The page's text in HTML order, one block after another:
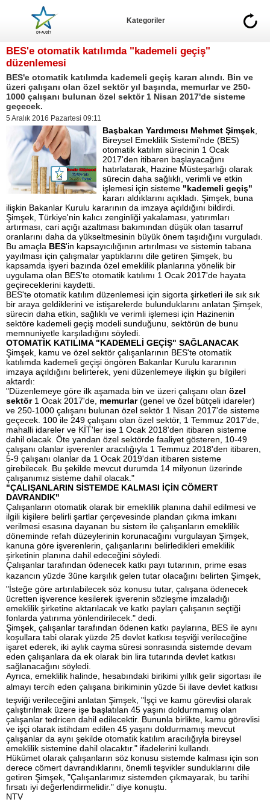
Kategoriler
BES'e otomatik katılımda "kademeli geçiş"
düzenlemesi
BES'e otomatik katılımda kademeli geçiş kararı alındı. Bin ve
üzeri çalışanı olan özel sektör yıl başında, memurlar ve 250-
1000 çalışanı bulunan özel sektör 1 Nisan 2017'de sisteme
geçecek.
5 Aralık 2016 Pazartesi 09:11
Başbakan Yardımcısı Mehmet Şimşek
Bireysel Emeklilik Sistemi'nde (BES)
otomatik katılım sürecinin 1 Ocak
2017'den itibaren başlayacağını
hatırlatarak, Hazine Müsteşarlığı olarak
sürecin daha sağlıklı, verimli ve etkin
işlemesi için sisteme "kademeli geçiş"
kararı aldıklarını açıkladı. Şimşek, buna
ilişkin Bakanlar Kurulu kararının da imzaya açıldığını bildirdi.
Şimşek, Türkiye'nin kalıcı zenginliği yakalaması, yatırımları
artırması, cari açığı azaltması bakımından düşük olan tasarruf
oranlarını daha da yükseltmesinin büyük önem taşıdığını vurguladı.
Bu amaçla BES'in kapsayıcılığının artırılması ve sistemin tabana
yayılması için çalışmalar yaptıklarını dile getiren Şimşek, bu
kapsamda işyeri bazında özel emeklilik planlarına yönelik bir
uygulama olan BES'te otomatik katılımı 1 Ocak 2017'de hayata
geçireceklerini kaydetti.
BES'te otomatik katılım düzenlemesi için sigorta şirketleri ile sık sık
bir araya geldiklerini ve istişarelerde bulunduklarını anlatan Şimşek,
sürecin daha etkin, sağlıklı ve verimli işlemesi için Hazinenin
sektöre kademeli geçiş modeli sunduğunu, sektörün de bunu
memnuniyetle karşıladığını söyledi.
OTOMATİK KATILIMA "KADEMELİ GEÇİŞ" SAĞLANACAK
Şimşek, kamu ve özel sektör çalışanlarının BES'te otomatik
katılımda kademeli geçişi öngören Bakanlar Kurulu kararının
imzaya açıldığını belirterek, yeni düzenlemeye ilişkin şu bilgileri
aktardı:
"Düzenlemeye göre ilk aşamada bin ve üzeri çalışanı olan özel
sektör1 Ocak 2017'de, memurlar(genel ve özel bütçeli idareler)
ve 250-1000 çalışanı bulunan özel sektör 1 Nisan 2017'de sisteme
geçecek. 100 ile 249 çalışanı olan özel sektör, 1 Temmuz 2017'de,
mahalli idareler ve KİT'ler ise 1 Ocak 2018'den itibaren sisteme
dahil olacak. Öte yandan özel sektörde faaliyet gösteren, 10-49
çalışanı olanlar işverenler aracılığıyla 1 Temmuz 2018'den itibaren,
5-9 çalışanı olanlar da 1 Ocak 2019'dan itibaren sisteme
girebilecek. Bu şekilde mevcut durumda 14 milyonun üzerinde
çalışanımız sisteme dahil olacak."
"ÇALIŞANLARIN SİSTEMDE KALMASI İÇİN CÖMERT
DAVRANDIK"
Çalışanların otomatik olarak bir emeklilik planına dahil edilmesi ve
ilgili kişilere belirli şartlar çerçevesinde plandan çıkma imkanı
verilmesi esasına dayanan bu sistem ile çalışanların emeklilik
döneminde refah düzeylerinin korunacağını vurgulayan Şimşek,
kanuna göre işverenlerin, çalışanlarını belirledikleri emeklilik
şirketinin planına dahil edeceğini söyledi.
Çalışanlar tarafından ödenecek katkı payı tutarının, prime esas
kazancın yüzde 3üne karşılık gelen tutar olacağını belirten Şimşek,
"İsteğe göre artırılabilecek söz konusu tutar, çalışana ödenecek
ücretten işverence kesilerek işverenin sözleşme imzaladığı
emeklilik şirketine aktarılacak ve katkı payları çalışanın seçtiği
fonlarda yatırıma yönlendirilecek." dedi.
Şimşek, çalışanlar tarafından ödenen katkı paylarına, BES ile aynı
koşullara tabi olarak yüzde 25 devlet katkısı teşviği verileceğine
işaret ederek, iki aylık cayma süresi sonrasında sistemde devam
eden çalışanlara da ek olarak bin lira tutarında devlet katkısı
sağlanacağını söyledi.
Ayrıca, emeklilik halinde, hesabındaki birikimi yıllık gelir sigortası ile
almayı tercih eden çalışana birikiminin yüzde 5i ilave devlet katkısı
teşviği verileceğini anlatan Şimşek, "İşçi ve kamu görevlisi olarak
çalıştırılmak üzere işe başlatılan 45 yaşını doldurmamış olan
çalışanlar tedricen dahil edilecektir. Bununla birlikte, kamu görevlisi
ve işçi olarak istihdam edilen 45 yaşını doldurmamış mevcut
çalışanlar da aynı şekilde otomatik katılım aracılığıyla bireysel
emeklilik sistemine dahil olacaktır." ifadelerini kullandı.
Hükümet olarak çalışanların söz konusu sistemde kalması için son
derece cömert davrandıklarını, önemli teşvikler sunduklarını dile
getiren Şimşek, "Çalışanlarımız sistemden çıkmayarak, bu tarihi
fırsatı iyi değerlendirmelidir." diye konuştu.
NTV